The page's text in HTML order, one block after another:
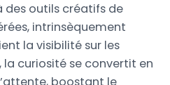
outils créatifs de
intrinsèquement
la visibilité sur les
la curiosité se convertit en